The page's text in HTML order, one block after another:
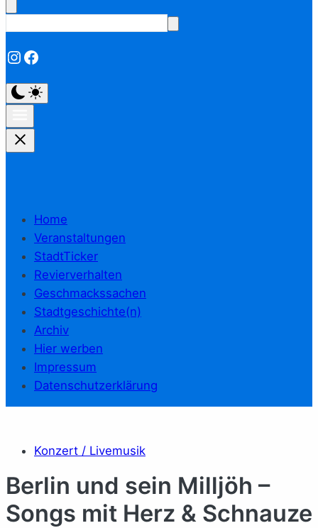
Instagram
Facebook
Home
Veranstaltungen
StadtTicker
Revierverhalten
Geschmackssachen
Stadtgeschichte(n)
Archiv
Hier werben
Impressum
Datenschutzerklärung
Konzert / Livemusik
Berlin und sein Milljöh –
Songs mit Herz & Schnauze